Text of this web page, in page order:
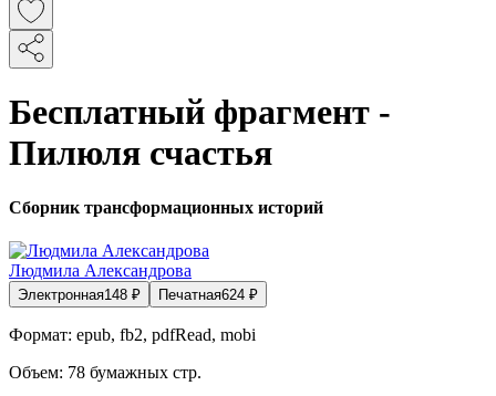
Бесплатный фрагмент -
Пилюля счастья
Сборник трансформационных историй
Людмила Александрова
Электронная148 ₽ Печатная624 ₽
Формат: epub, fb2, pdfRead, mobi
Объем: 78 бумажных стр.